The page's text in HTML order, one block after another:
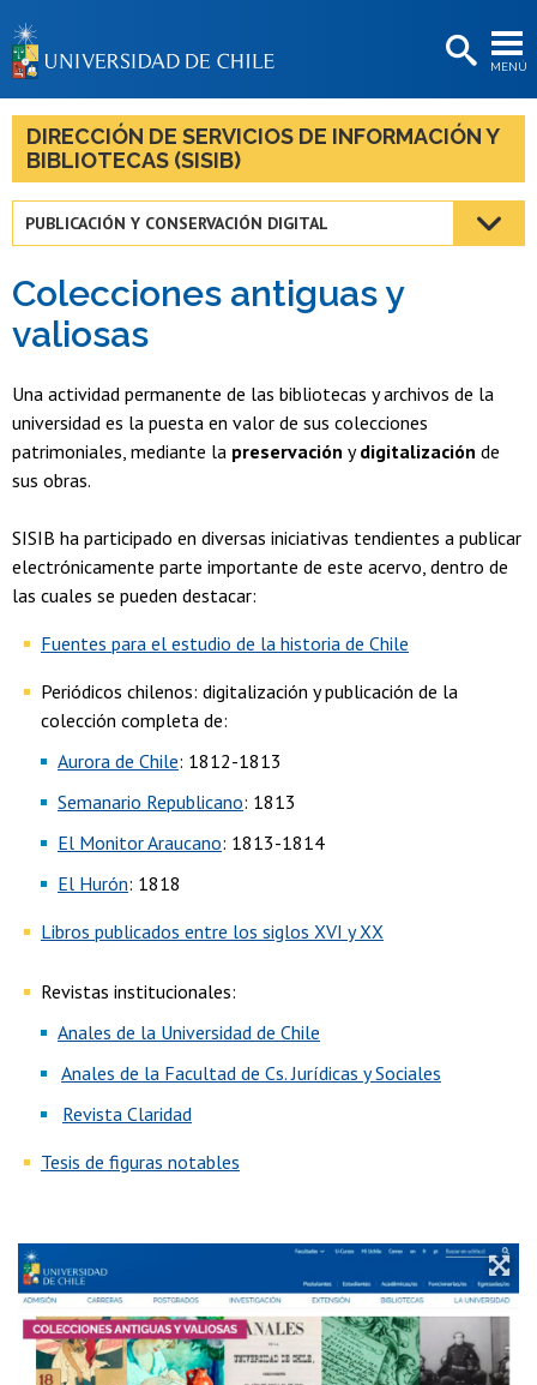
MENÚ
BIBLIOTECAS
LA UNIVERSIDAD
Postulantes
Estudiantes
Funcionarias/os
DIRECCIÓN DE SERVICIOS DE INFORMACIÓN Y
BIBLIOTECAS (SISIB)
PUBLICACIÓN Y CONSERVACIÓN DIGITAL
Colecciones antiguas y
valiosas
Una actividad permanente de las bibliotecas y archivos de la
universidad es la puesta en valor de sus colecciones
patrimoniales, mediante la preservación ydigitalización de
sus obras.
SISIB ha participado en diversas iniciativas tendientes a publicar
electrónicamente parte importante de este acervo, dentro de
las cuales se pueden destacar:
Fuentes para el estudio de la historia de Chile
Periódicos chilenos: digitalización y publicación de la
colección completa de:
Aurora de Chile: 1812-1813
Semanario Republicano: 1813
El Monitor Araucano: 1813-1814
El Hurón: 1818
Libros publicados entre los siglos XVI y XX
Revistas institucionales:
Anales de la Universidad de Chile
Anales de la Facultad de Cs. Jurídicas y Sociales
Revista Claridad
Tesis de figuras notables